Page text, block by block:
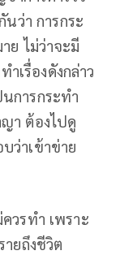
ว่า การกระ
ย ไม่ว่าจะมี
เรื่องดังกล่าว
การกระทำ
า ต้องไปดู
ว่าเข้าข่าย
วรทำ เพราะ
ยถึงชีวิต